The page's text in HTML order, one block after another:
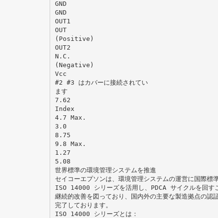
GND
GND
OUT1
OUT
(Positive)
OUT2
N.C.
(Negative)
Vcc
#2 #3 はカバーに接続されてい
ます
7.62
Index
4.7 Max.
3.0
8.75
9.8 Max.
1.27
5.08
世界標準の環境管理システムを推進
セイコーエプソンは、環境管理システムの運営に国際標
ISO 14000 シリーズを活用し、PDCA サイクルを回す
継続的改善を図っており、国内外の主要な製造拠点の認
完了しております。
ISO 14000 シリーズとは：